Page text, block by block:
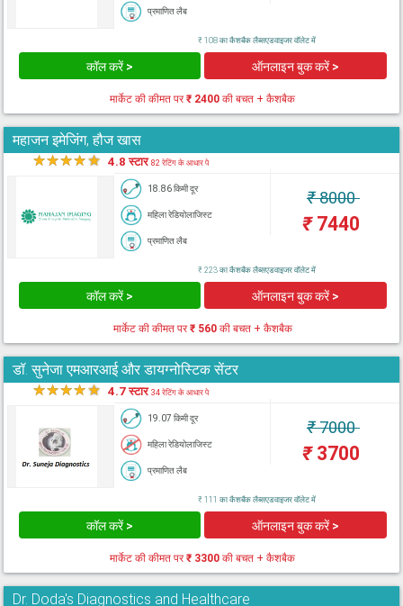
प्रमाणित लैब
₹ 108 का कैशबैक लैब्सएडवाइजर वॉलेट में
कॉल करें > ऑनलाइन बुक करें >
मार्केट की कीमत पर₹ 2400 की बचत + कैशबैक
महाजन इमेजिंग, हौज खास
★★★★★ 4.8 स्टार82 रेटिंग के आधार पे
18.86 किमी दूर
महिला रेडियोलाजिस्ट
प्रमाणित लैब
₹8000
₹7440
₹ 223 का कैशबैक लैब्सएडवाइजर वॉलेट में
कॉल करें > ऑनलाइन बुक करें >
मार्केट की कीमत पर₹ 560की बचत + कैशबैक
डॉ. सुनेजा एमआरआई और डायग्नोस्टिक सेंटर
★★★★★ 4.7 स्टार34 रेटिंग के आधार पे
19.07 किमी दूर
महिला रेडियोलाजिस्ट
प्रमाणित लैब
₹7000
₹3700
₹ 111 का कैशबैक लैब्सएडवाइजर वॉलेट में
कॉल करें > ऑनलाइन बुक करें >
मार्केट की कीमत पर₹ 3300 की बचत + कैशबैक
Dr. Doda's Diagnostics and Healthcare